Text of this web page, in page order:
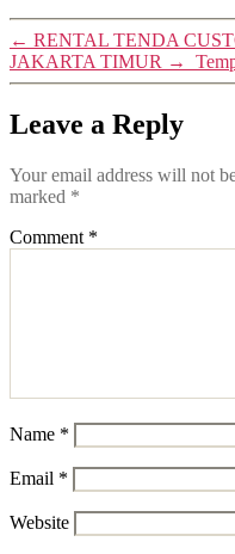
← RENTAL TENDA
JAKARTA TIMUR →
Leave a Reply
Your email address will not
marked *
Comment *
Name *
Email *
Website